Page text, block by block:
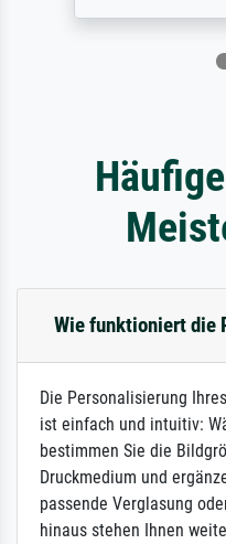
Wie funktioniert die
Die Personalisierung
ist einfach und intuitiv:
bestimmen Sie die
Druckmedium und
passende Verglasung
hinaus stehen Ihnen